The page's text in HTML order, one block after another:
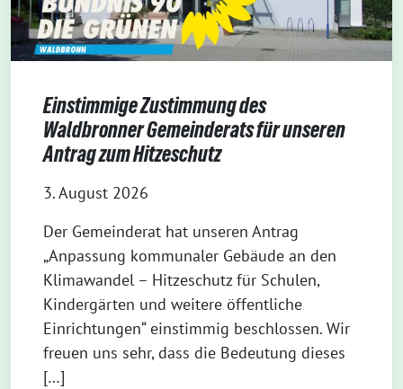
Einstimmige Zustimmung des
Waldbronner Gemeinderats für unseren
Antrag zum Hitzeschutz
3. August 2026
Der Gemeinderat hat unseren Antrag
„Anpassung kommunaler Gebäude an den
Klimawandel – Hitzeschutz für Schulen,
Kindergärten und weitere öffentliche
Einrichtungen“ einstimmig beschlossen. Wir
freuen uns sehr, dass die Bedeutung dieses
[…]